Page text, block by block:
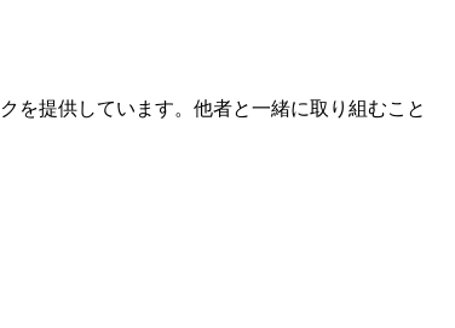
を提供しています。他者と一緒に取り組むこと